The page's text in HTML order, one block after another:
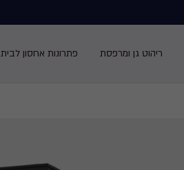
ריהוט גן ומרפסת פתרונות אחסון לבית